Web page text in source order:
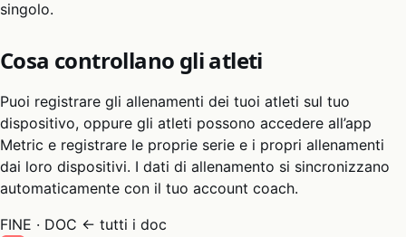
singolo.
Cosa controllano gli atleti
Puoi registrare gli allenamenti dei tuoi atleti sul tuo
dispositivo, oppure gli atleti possono accedere all’app
Metric e registrare le proprie serie e i propri allenamenti
dai loro dispositivi. I dati di allenamento si sincronizzano
automaticamente con il tuo account coach.
FINE · DOC ← tutti i doc